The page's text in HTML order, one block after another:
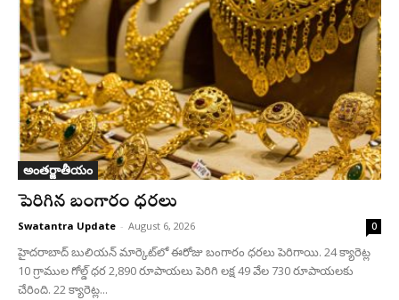
అంతర్జాతీయం
పెరిగిన బంగారం ధరలు
Swatantra Update - August 6, 2026 0
హైదరాబాద్ బులియన్‌ మార్కెట్‌లో ఈరోజు బంగారం ధరలు పెరిగాయి. 24 క్యారెట్ల
10 గ్రాముల గోల్డ్‌ ధర 2,890 రూపాయలు పెరిగి లక్ష 49 వేల 730 రూపాయలకు
చేరింది. 22 క్యారెట్ల...